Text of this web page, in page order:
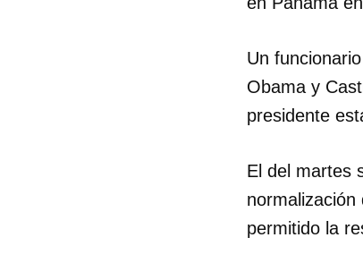
Un
Obama y
presidente
El del martes
permitido la